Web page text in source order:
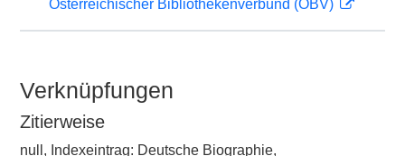
Österreichischer Bibliothekenverbund (OBV)
Verknüpfungen
Zitierweise
null, Indexeintrag: Deutsche Biographie,